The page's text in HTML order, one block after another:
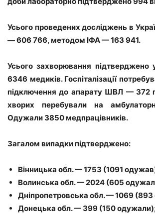
Усього проведених досліджень в
— 606 766, методом ІФА — 163 941.
Усього захворювання підтверджено
6346 медиків. Госпіталізації
підключення до апарату ШВЛ — 372
хворих перебували на
Одужали 3850 медпрацівників.
Загалом випадки підтверджено:
Вінницька обл. — 1753 (1091
Волинська обл. — 2024 (605
Дніпропетровська обл. — 1069
Донецька обл. — 399 (150